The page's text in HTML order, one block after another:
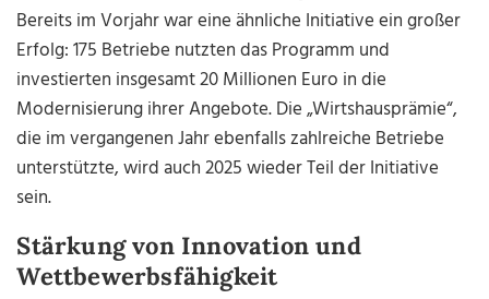
Bereits im Vorjahr war eine ähnliche Initiative ein großer
Erfolg: 175 Betriebe nutzten das Programm und
investierten insgesamt 20 Millionen Euro in die
Modernisierung ihrer Angebote. Die „Wirtshausprämie“,
die im vergangenen Jahr ebenfalls zahlreiche Betriebe
unterstützte, wird auch 2025 wieder Teil der Initiative
sein.
Stärkung von Innovation und
Wettbewerbsfähigkeit